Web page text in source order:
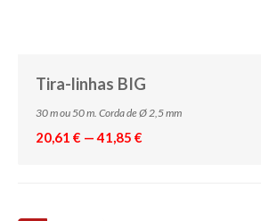
Tira-linhas BIG
30 m ou 50 m. Corda de Ø 2,5 mm
20,61 € — 41,85 €